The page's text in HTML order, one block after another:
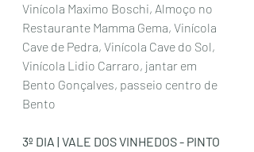
Vinícola Maximo Boschi, Almoço no
Restaurante Mamma Gema, Vinícola
Cave de Pedra, Vinícola Cave do Sol,
Vinícola Lidio Carraro, jantar em
Bento Gonçalves, passeio centro de
Bento
3º DIA | VALE DOS VINHEDOS - PINTO